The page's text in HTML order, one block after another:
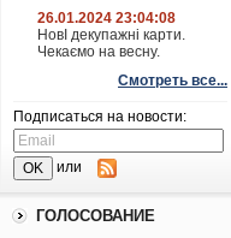
26.01.2024 23:04:08
НовІ декупажні карти.
Чекаємо на весну.
Смотреть все...
Подписаться на новости:
или
ГОЛОСОВАНИЕ